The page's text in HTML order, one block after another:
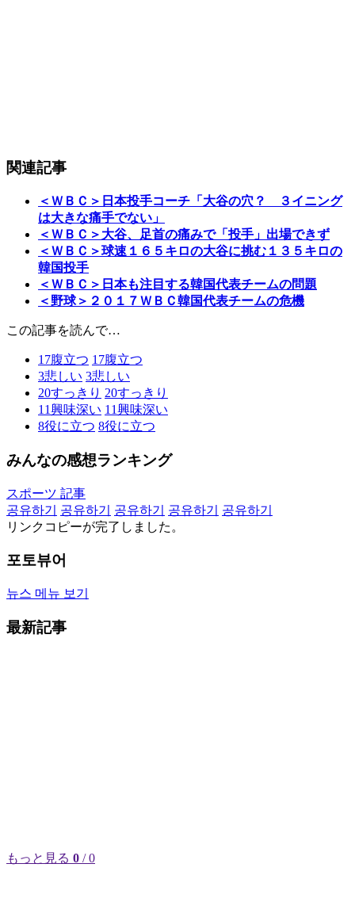
関連記事
＜ＷＢＣ＞日本投手コーチ「大谷の穴？ ３イニング
は大きな痛手でない」
＜ＷＢＣ＞大谷、足首の痛みで「投手」出場できず
＜ＷＢＣ＞球速１６５キロの大谷に挑む１３５キロの
韓国投手
＜ＷＢＣ＞日本も注目する韓国代表チームの問題
＜野球＞２０１７ＷＢＣ韓国代表チームの危機
この記事を読んで…
17腹立つ 17腹立つ
3悲しい 3悲しい
20すっきり 20すっきり
11興味深い 11興味深い
8役に立つ 8役に立つ
みんなの感想ランキング
スポーツ 記事
공유하기
공유하기 공유하기 공유하기
공유하기
リンクコピーが完了しました。
포토뷰어
뉴스 메뉴 보기
最新記事
もっと見る 0 / 0